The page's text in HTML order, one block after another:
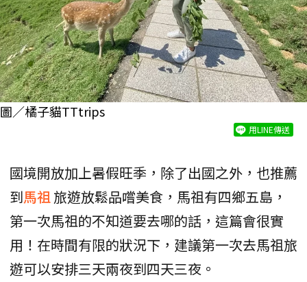
圖／橘子貓TTtrips
用LINE傳送
國境開放加上暑假旺季，除了出國之外，也推薦
到馬祖旅遊放鬆品嚐美食，馬祖有四鄉五島，
第一次馬祖的不知道要去哪的話，這篇會很實
用！在時間有限的狀況下，建議第一次去馬祖旅
遊可以安排三天兩夜到四天三夜。